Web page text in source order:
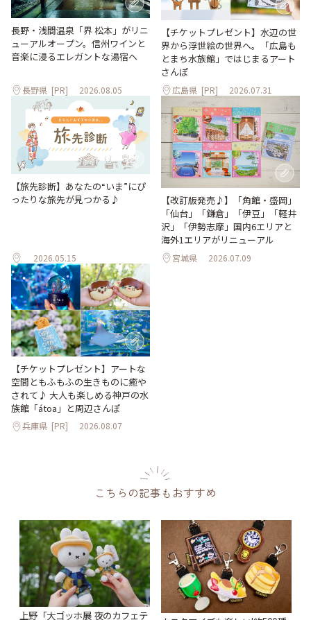
長野・浅間温泉「界 松本」がリニ
ューアルオープン。信州ワインと
音楽に浸るエレガントな湯宿へ
長野県 [PR] 2026.08.05
【チケットプレゼント】水辺の世
界から浮世絵の世界へ。「広島も
とまち水族館」ではじまるアート
さんぽ
広島県 [PR] 2026.07.31
【旅先診断】あなたの“いま”にぴ
ったりな旅先が見つかる♪
2026.05.15
【改訂版発売♪】「角館・盛岡」
「仙台」「鎌倉」「伊豆」「軽井
沢」「伊勢志摩」国内6エリアと
海外1エリアがリニューアル
宮城県 2026.07.09
【チケットプレゼント】アートな
空間ともふもふの生きものに癒や
されて♪ 大人も楽しめる神戸の水
族館「átoa」と周辺さんぽ
兵庫県 [PR] 2026.08.07
こちらの記事もおすすめ
上野「大ゴッホ展 夜のカフェテ